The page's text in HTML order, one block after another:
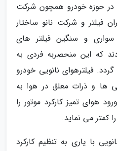
حوزه خودرو همچون شرکت
فیلتر و شرکت نانو ساختار
و سنگین فیلتر های
که این منحصربه فردی به
فیلترهوای نانویی خودرو
ها و ذرات معلق در هوا به
هوای تمیز کارکرد موتور را
کمتر می نماید.
با یاری به تنظیم کارکرد